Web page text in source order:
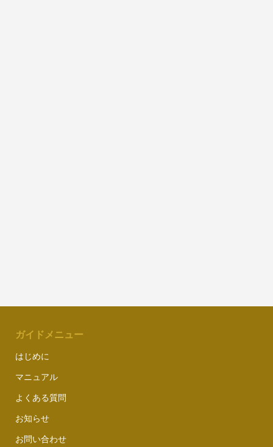
ガイドメニュー
はじめに
マニュアル
よくある質問
お知らせ
お問い合わせ